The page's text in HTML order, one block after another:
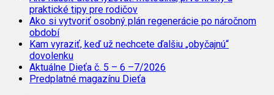
praktické tipy pre rodičov
Ako si vytvoriť osobný plán regenerácie po náročnom
období
Kam vyraziť, keď už nechcete ďalšiu „obyčajnú“
dovolenku
Aktuálne Dieťa č. 5 – 6 –7/2026
Predplatné magazínu Dieťa